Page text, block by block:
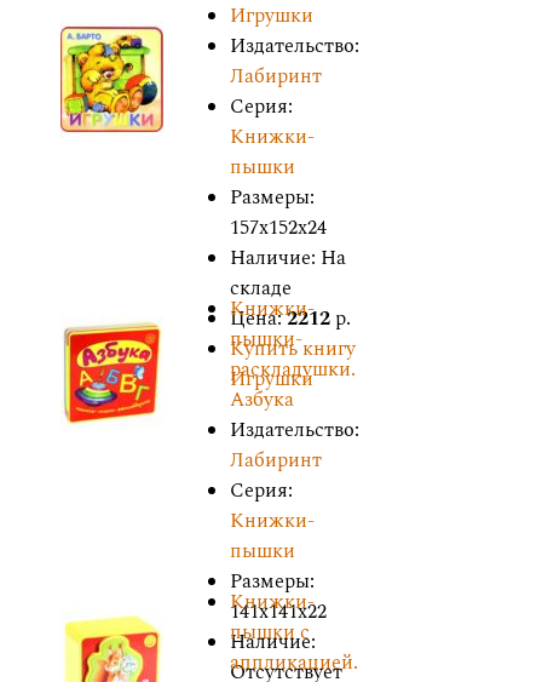
Игрушки
Издательство:
Лабиринт
Серия:
Книжки-
пышки
Размеры:
157x152x24
Наличие: На
складе
Цена:2212 р.
Купить книгу
Игрушки
Книжки-
пышки-
раскладушки.
Азбука
Издательство:
Лабиринт
Серия:
Книжки-
пышки
Размеры:
141x141x22
Наличие:
Отсутствует
Книжки-
пышки с
аппликацией.